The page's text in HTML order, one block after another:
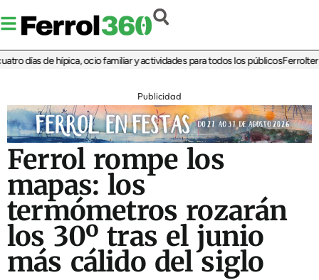
días de hípica, ocio familiar y actividades para todos los públicosFerrolterra
Publicidad
Ferrol rompe los
mapas: los
termómetros rozarán
los 30º tras el junio
más cálido del siglo